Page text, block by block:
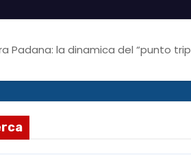
Padana: la dinamica del “punto